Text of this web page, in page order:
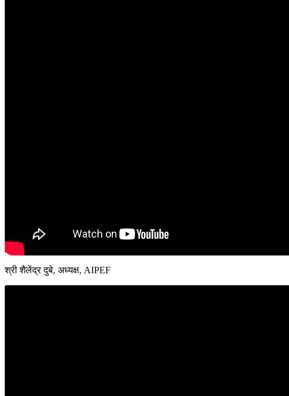
श्री शैलेंद्र दुबे, अध्यक्ष, AIPEF